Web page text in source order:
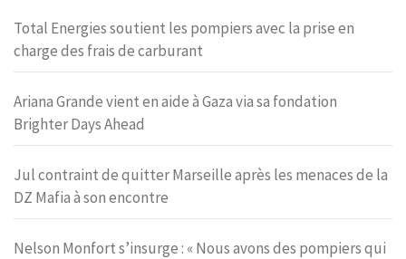
Total Energies soutient les pompiers avec la prise en
charge des frais de carburant
Ariana Grande vient en aide à Gaza via sa fondation
Brighter Days Ahead
Jul contraint de quitter Marseille après les menaces de la
DZ Mafia à son encontre
Nelson Monfort s’insurge : « Nous avons des pompiers qui